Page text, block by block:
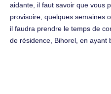
aidante, il faut savoir que vous
provisoire, quelques semaines
il faudra prendre le temps de
de résidence, Bihorel, en ayant